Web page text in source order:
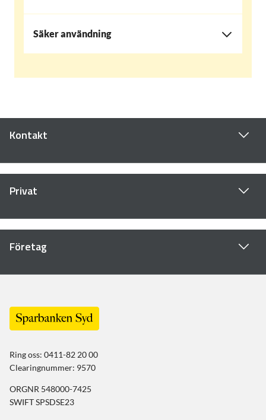
Säker användning
Kontakt
Privat
Företag
Ring oss: 0411-82 20 00
Clearingnummer: 9570
ORGNR 548000-7425
SWIFT SPSDSE23